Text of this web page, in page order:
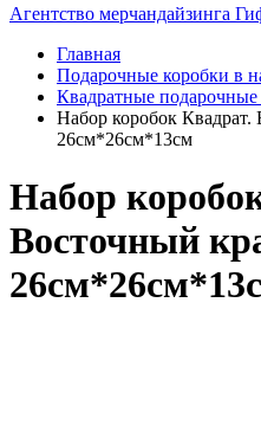
Агентство мерчандайзинга
Главная
Подарочные коробки в
Квадратные подарочные
Набор коробок
26см*26см*13см
Набор
Восточный